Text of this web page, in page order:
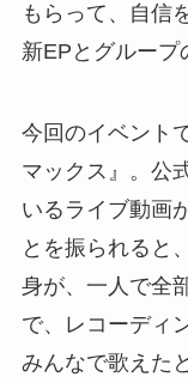
もらって、自信
新EPとグループ
今回のイベント
マックス』。公
いるライブ動画
とを振られると
身が、一人で全
で、レコーディ
みんなで歌えた